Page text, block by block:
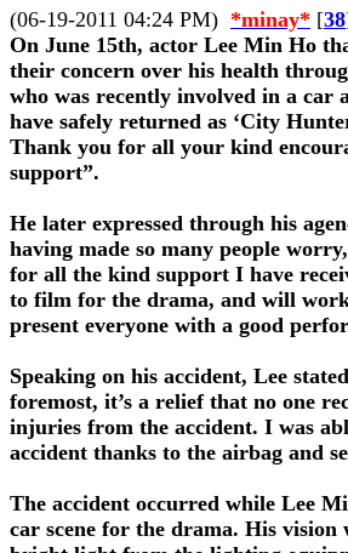
(06-19-2011 04:24 PM) *minay* [38
On June 15th, actor Lee Min Ho
their concern over his health
who was recently involved in a car
have safely returned as ‘City
Thank you for all your kind
support”.
He later expressed through his
having made so many people
for all the kind support I have
to film for the drama, and will
present everyone with a good
Speaking on his accident, Lee
foremost, it’s a relief that no one
injuries from the accident. I was
accident thanks to the airbag and
The accident occurred while Lee
car scene for the drama. His vision